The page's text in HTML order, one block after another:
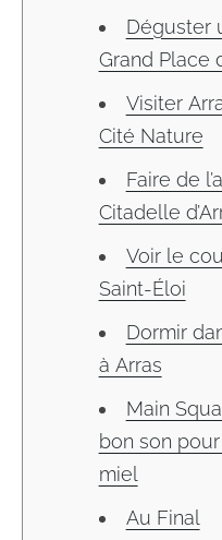
Déguster
Grand Place
Visiter
Cité Nature
Faire de
Citadelle
Voir le
Saint-Éloi
Dormir
à Arras
Main
bon son
miel
Au Final